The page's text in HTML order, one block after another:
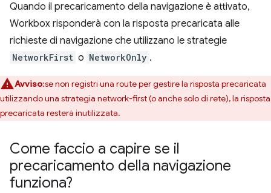
Quando il precaricamento della navigazione è attivato,
Workbox risponderà con la risposta precaricata alle
richieste di navigazione che utilizzano le strategie
NetworkFirst o NetworkOnly .
Avviso:se non registri una route per gestire la risposta precaricata
utilizzando una strategia network-first (o anche solo di rete), la risposta
precaricata resterà inutilizzata.
Come faccio a capire se il
precaricamento della navigazione
funziona?